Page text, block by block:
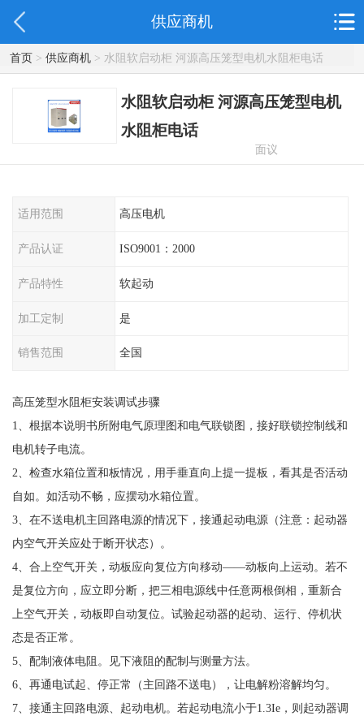
供应商机
首页> 供应商机> 水阻软启动柜 河源高压笼型电机水阻柜电话
水阻软启动柜 河源高压笼型电机
水阻柜电话
面议
适用范围 高压电机
产品认证 ISO9001：2000
产品特性 软起动
加工定制 是
销售范围 全国
高压笼型水阻柜安装调试步骤
1、根据本说明书所附电气原理图和电气联锁图，接好联锁控制线和
电机转子电流。
2、检查水箱位置和板情况，用手垂直向上提一提板，看其是否活动
自如。如活动不畅，应摆动水箱位置。
3、在不送电机主回路电源的情况下，接通起动电源（注意：起动器
内空气开关应处于断开状态）。
4、合上空气开关，动板应向复位方向移动——动板向上运动。若不
是复位方向，应立即分断，把三相电源线中任意两根倒相，重新合
上空气开关，动板即自动复位。试验起动器的起动、运行、停机状
态是否正常。
5、配制液体电阻。见下液阻的配制与测量方法。
6、再通电试起、停正常（主回路不送电），让电解粉溶解均匀。
7、接通主回路电源、起动电机。若起动电流小于1.3Ie，则起动器调